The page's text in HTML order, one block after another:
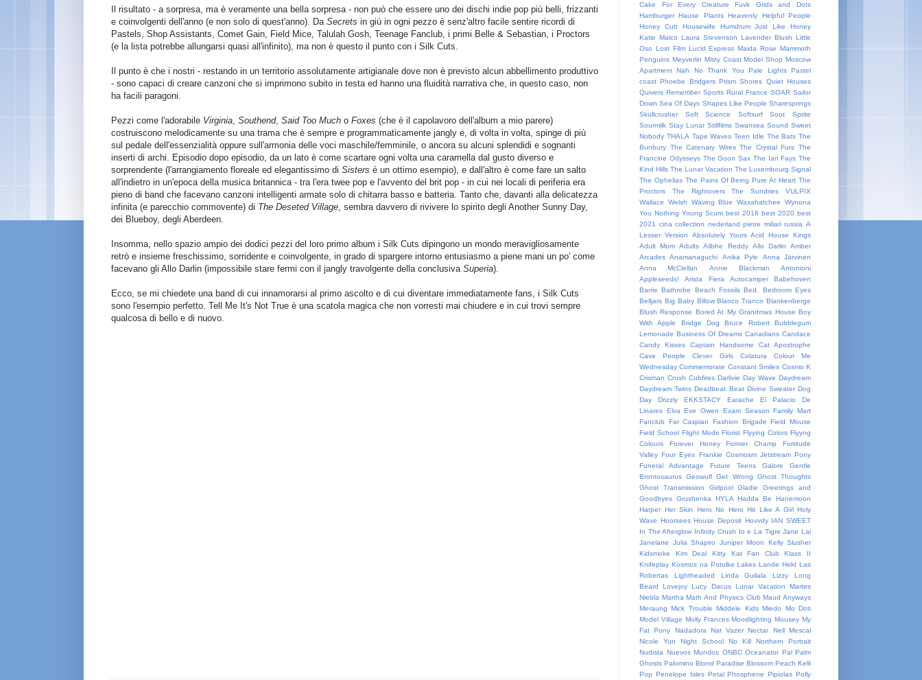
Il risultato - a sorpresa, ma è veramente una bella sorpresa - non può che essere uno dei dischi indie pop più belli, frizzanti
e coinvolgenti dell'anno (e non solo di quest'anno). Da Secrets in giù in ogni pezzo è senz'altro facile sentire ricordi di
Pastels, Shop Assistants, Comet Gain, Field Mice, Talulah Gosh, Teenage Fanclub, i primi Belle & Sebastian, i Proctors
(e la lista potrebbe allungarsi quasi all'infinito), ma non è questo il punto con i Silk Cuts.
Il punto è che i nostri - restando in un territorio assolutamente artigianale dove non è previsto alcun abbellimento produttivo
- sono capaci di creare canzoni che si imprimono subito in testa ed hanno una fluidità narrativa che, in questo caso, non
ha facili paragoni.
Pezzi come l'adorabile Virginia, Southend, Said Too Much o Foxes (che è il capolavoro dell'album a mio parere)
costruiscono melodicamente su una trama che è sempre e programmaticamente jangly e, di volta in volta, spinge di più
sul pedale dell'essenzialità oppure sull'armonia delle voci maschile/femminile, o ancora su alcuni splendidi e sognanti
inserti di archi. Episodio dopo episodio, da un lato è come scartare ogni volta una caramella dal gusto diverso e
sorprendente (l'arrangiamento floreale ed elegantissimo di Sisters è un ottimo esempio), e dall'altro è come fare un salto
all'indietro in un'epoca della musica britannica - tra l'era twee pop e l'avvento del brit pop - in cui nei locali di periferia era
pieno di band che facevano canzoni intelligenti armate solo di chitarra basso e batteria. Tanto che, davanti alla delicatezza
infinita (e parecchio commovente) di The Deseted Village, sembra davvero di rivivere lo spirito degli Another Sunny Day,
dei Blueboy, degli Aberdeen.
Insomma, nello spazio ampio dei dodici pezzi del loro primo album i Silk Cuts dipingono un mondo meravigliosamente
retrò e insieme freschissimo, sorridente e coinvolgente, in grado di spargere intorno entusiasmo a piene mani un po' come
facevano gli Allo Darlin (impossibile stare fermi con il jangly travolgente della conclusiva Superia).
Ecco, se mi chiedete una band di cui innamorarsi al primo ascolto e di cui diventare immediatamente fans, i Silk Cuts
sono l'esempio perfetto. Tell Me It's Not True è una scatola magica che non vorresti mai chiudere e in cui trovi sempre
qualcosa di bello e di nuovo.
Cake For Every Creature
Fuvk
Grids and Dots
Hamburger Hause Plants Heavenly
Helpful People
Honey Cutt
Housewife Humdrum
Just Like Honey
Katie Malco Laura Stevenson Lavender Blush Little
Oso Lost Film Lucid Express Maida Rose Mammoth
Penguins Meyverlin Misty Coast Model Shop Moscow
Apartment Nah No Thank You Pale Lights Pastel
coast Phoebe Bridgers Prism Shores Quiet Houses
Quivers Remember Sports Rural France SOAR Sailor
Down Sea Of Days Shapes Like People Sharesprings
Skullcrusher
Soft Science Softsurf
Soot Sprite
Sourmilk Stay Lunar Stillfilms Swansea Sound Sweet
Nobody THALA Tape Waves Teen Idle The Bats The
Bunbury The Catenary Wires The Crystal Furs The
Francine Odysseys The Goon Sax The Ian Fays The
Kind Hills The Lunar Vacation The Luxembourg Signal
The Ophelias The Pains Of Being Pure At Heart The
Proctors
The Rightovers The Sundries
VULPIX
Wallace Welsh
Waving Blue Waxahatchee
Wynona
You Nothing Young Scum best 2016 best 2020 best
2021
cina collection nederland pietre miliari russia A
Lesser Version
Absolutely Yours Acid House Kings
Adult Mom Adults Ailbhe Reddy Allo Darlin
Amber
Arcades Anamanaguchi Anika Pyle
Anna Järvinen
Anna McClellan
Annie Blackman
Antonioni
Appleseeds!
Arista Fiera Autocamper
Babehoven
Barrie Bathrobe Beach Fossils Bed.
Bedroom Eyes
Belljars Big Baby Billow Blanco Tranco Blankenberge
Blush Response Bored At My Grandmas House Boy
With Apple
Bridge Dog Bruce Robert
Bubblegum
Lemonade Business Of Dreams Canadians Candace
Candy Kisses
Captain Handsome
Cat Apostrophe
Cave People
Clever Girls Colatura
Colour Me
Wednesday Commemorate Constant Smiles Cosmo K
Crisman Crush Cubfires Darlivie Day Wave Daydream
Daydream Twins Deadbeat Beat Divine Sweater Dog
Day
Drizzly EKKSTACY Earache
El Palacio De
Linares Elva Eve Owen Exam Season Family Mart
Fanclub
Far Caspian Fashion Brigade Field Mouse
Field School Flight Mode Florist Flyying Colors Flyyng
Colours
Forever Honey Former Champ
Fortitude
Valley Four Eyes Frankie Cosmosm Jetstream Pony
Funeral Advantage
Future Teens Galore
Gentle
Brontosaurus Geowulf Get Wrong
Ghost Thoughts
Ghost Transmission
Girlpool Gladie
Greetings and
Goodbyes Grushenka HYLA Hadda Be
Hanemoon
Harper Her Skin Hero No Hero Hit Like A Girl Holy
Wave Hoorsees House Deposit Hovvdy IAN SWEET
In The Afterglow Infinity Crush Io e La Tigre Jane Lai
Janelane
Julia Shapiro Juniper Moon
Kelly Slusher
Kidsmoke
Kim Deal Kitty Kat Fan Club
Klass II
Knifeplay Kosmos na Potolke Lakes Lande Hekt Las
Robertas
Lightheaded Linda Guilala Lizzy
Long
Beard
Lovejoy Lucy Dacus Lunar Vacation
Martes
Niebla Martha Math And Physics Club Maud Anyways
Meraung Mick Trouble Middele Kids Miedo
Mo Doti
Model Village Molly Frances Moodlighting Mousey My
Fat Pony
Nadadora Nat Vazer Nectar Nell Mescal
Nicole Yun
Night School No Kill
Northern Portrait
Nudista Nuevos Mundos ONBC Oceanator Pal Palm
Ghosts Palomino Blond Paradise Blossom Peach Kelli
Pop Penelope Isles Petal Phosphene Pipiolas Polly